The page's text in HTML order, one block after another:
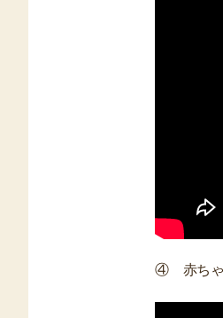
④ 赤ちゃ